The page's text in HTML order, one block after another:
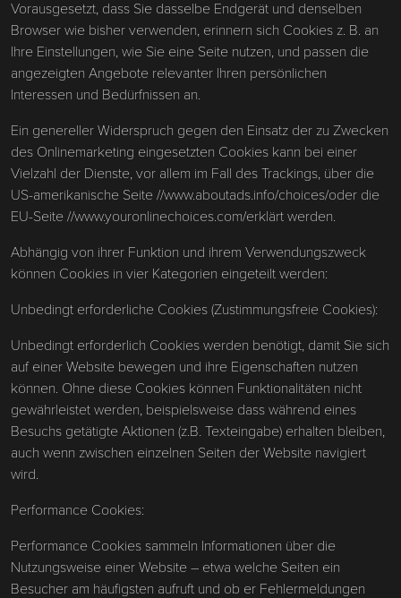
Vorausgesetzt, dass Sie dasselbe Endgerät und denselben
Browser wie bisher verwenden, erinnern sich Cookies z. B. an
Ihre Einstellungen, wie Sie eine Seite nutzen, und passen die
angezeigten Angebote relevanter Ihren persönlichen
Interessen und Bedürfnissen an.
Ein genereller Widerspruch gegen den Einsatz der zu Zwecken
des Onlinemarketing eingesetzten Cookies kann bei einer
Vielzahl der Dienste, vor allem im Fall des Trackings, über die
US-amerikanische Seite //www.aboutads.info/choices/oder die
EU-Seite //www.youronlinechoices.com/erklärt werden.
Abhängig von ihrer Funktion und ihrem Verwendungszweck
können Cookies in vier Kategorien eingeteilt werden:
Unbedingt erforderliche Cookies (Zustimmungsfreie Cookies):
Unbedingt erforderlich Cookies werden benötigt, damit Sie sich
auf einer Website bewegen und ihre Eigenschaften nutzen
können. Ohne diese Cookies können Funktionalitäten nicht
gewährleistet werden, beispielsweise dass während eines
Besuchs getätigte Aktionen (z.B. Texteingabe) erhalten bleiben,
auch wenn zwischen einzelnen Seiten der Website navigiert
wird.
Performance Cookies:
Performance Cookies sammeln Informationen über die
Nutzungsweise einer Website – etwa welche Seiten ein
Besucher am häufigsten aufruft und ob er Fehlermeldungen